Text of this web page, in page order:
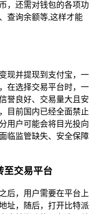
，还需对钱包的各项功
查询余额等,这样才能
现并提现到支付宝，一
在选择交易平台时，一
誉良好、交易量大且安
目前国内已经全面禁止
用户可能会将目光投向
临监管缺失、安全保障
至交易平台
后，用户需要在平台上
址，随后，打开比特派